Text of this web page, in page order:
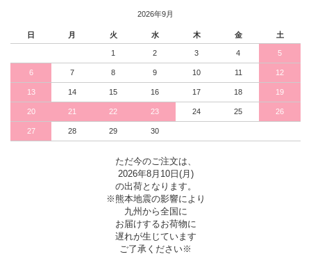
2026年9月
日 月 火 水 木 金 土
1 2 3 4 5
6 7 8 9 10 11 12
13 14 15 16 17 18 19
20 21 22 23 24 25 26
27 28 29 30
ただ今のご注文は、
2026年8月10日(月)
の出荷となります。
※熊本地震の影響により
九州から全国に
お届けするお荷物に
遅れが生じています
ご了承ください※